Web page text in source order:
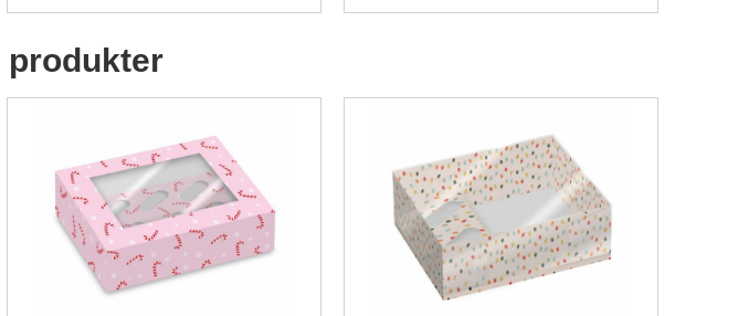
produkter